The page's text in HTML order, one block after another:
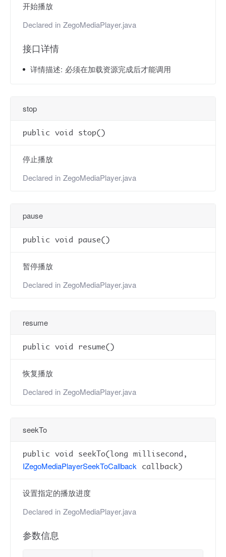
开始播放
Declared in ZegoMediaPlayer.java
接口详情
详情描述: 必须在加载资源完成后才能调用
stop
public void stop()
停止播放
Declared in ZegoMediaPlayer.java
pause
public void pause()
暂停播放
Declared in ZegoMediaPlayer.java
resume
public void resume()
恢复播放
Declared in ZegoMediaPlayer.java
seekTo
public void seekTo(long millisecond,
IZegoMediaPlayerSeekToCallback callback)
设置指定的播放进度
Declared in ZegoMediaPlayer.java
参数信息